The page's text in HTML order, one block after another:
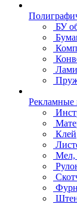
БУ
Рекламные
Клей
Мел,